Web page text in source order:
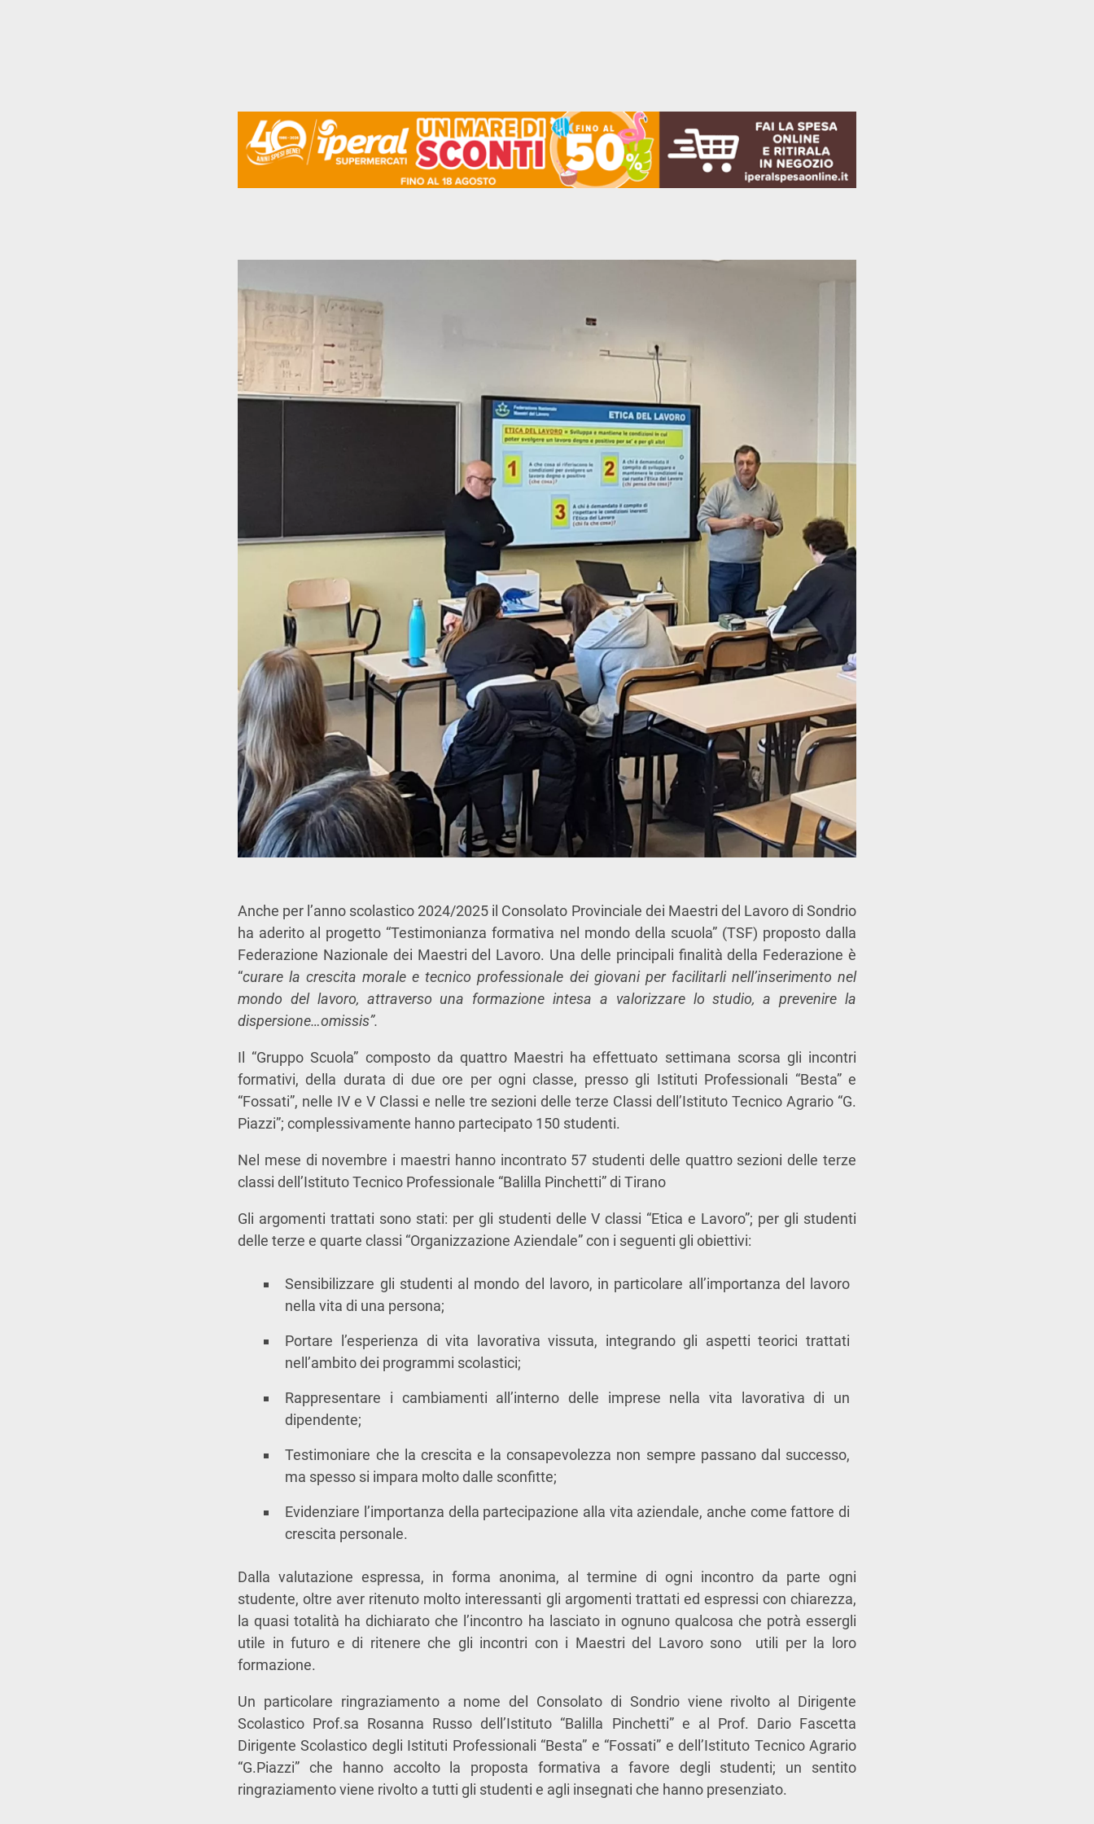
Anche per l’anno scolastico 2024/2025 il Consolato Provinciale dei Maestri del Lavoro di Sondrio
ha aderito al progetto “Testimonianza formativa nel mondo della scuola” (TSF) proposto dalla
Federazione Nazionale dei Maestri del Lavoro. Una delle principali finalità della Federazione è
“curare la crescita morale e tecnico professionale dei giovani per facilitarli nell’inserimento nel
mondo del lavoro, attraverso una formazione intesa a valorizzare lo studio, a prevenire la
dispersione…omissis”.
Il “Gruppo Scuola” composto da quattro Maestri ha effettuato settimana scorsa gli incontri
formativi, della durata di due ore per ogni classe, presso gli Istituti Professionali “Besta” e
“Fossati”, nelle IV e V Classi e nelle tre sezioni delle terze Classi dell’Istituto Tecnico Agrario “G.
Piazzi”; complessivamente hanno partecipato 150 studenti.
Nel mese di novembre i maestri hanno incontrato 57 studenti delle quattro sezioni delle terze
classi dell’Istituto Tecnico Professionale “Balilla Pinchetti” di Tirano
Gli argomenti trattati sono stati: per gli studenti delle V classi “Etica e Lavoro”; per gli studenti
delle terze e quarte classi “Organizzazione Aziendale” con i seguenti gli obiettivi:
Sensibilizzare gli studenti al mondo del lavoro, in particolare all’importanza del lavoro
nella vita di una persona;
Portare l’esperienza di vita lavorativa vissuta, integrando gli aspetti teorici trattati
nell’ambito dei programmi scolastici;
Rappresentare i cambiamenti all’interno delle imprese nella vita lavorativa di un
dipendente;
Testimoniare che la crescita e la consapevolezza non sempre passano dal successo,
ma spesso si impara molto dalle sconfitte;
Evidenziare l’importanza della partecipazione alla vita aziendale, anche come fattore di
crescita personale.
Dalla valutazione espressa, in forma anonima, al termine di ogni incontro da parte ogni
studente, oltre aver ritenuto molto interessanti gli argomenti trattati ed espressi con chiarezza,
la quasi totalità ha dichiarato che l’incontro ha lasciato in ognuno qualcosa che potrà essergli
utile in futuro e di ritenere che gli incontri con i Maestri del Lavoro sono utili per la loro
formazione.
Un particolare ringraziamento a nome del Consolato di Sondrio viene rivolto al Dirigente
Scolastico Prof.sa Rosanna Russo dell’Istituto “Balilla Pinchetti” e al Prof. Dario Fascetta
Dirigente Scolastico degli Istituti Professionali “Besta” e “Fossati” e dell’Istituto Tecnico Agrario
“G.Piazzi” che hanno accolto la proposta formativa a favore degli studenti; un sentito
ringraziamento viene rivolto a tutti gli studenti e agli insegnati che hanno presenziato.